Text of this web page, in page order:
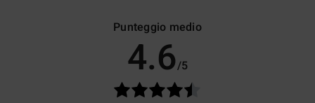
Punteggio medio
4.6/5